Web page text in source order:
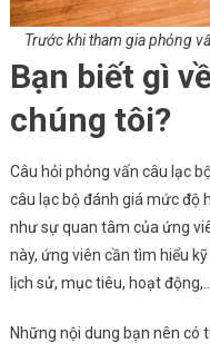
Trước khi tham gia phỏng
Bạn biết gì
chúng tôi?
Câu hỏi phỏng vấn câu lạc
câu lạc bộ đánh giá mức độ
như sự quan tâm của ứng
này, ứng viên cần tìm hiểu
lịch sử, mục tiêu, hoạt động,…
Những nội dung bạn nên có